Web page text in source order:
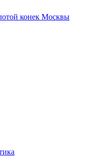
конек Москвы